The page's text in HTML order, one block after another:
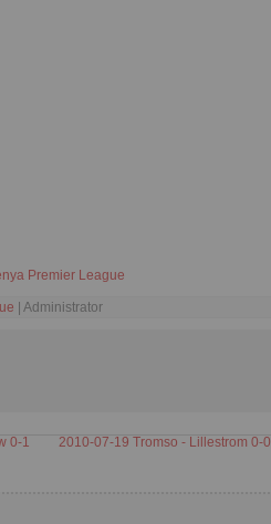
Premier League
| Administrator
0-1 2010-07-19 Tromso - Lillestrom 0-0